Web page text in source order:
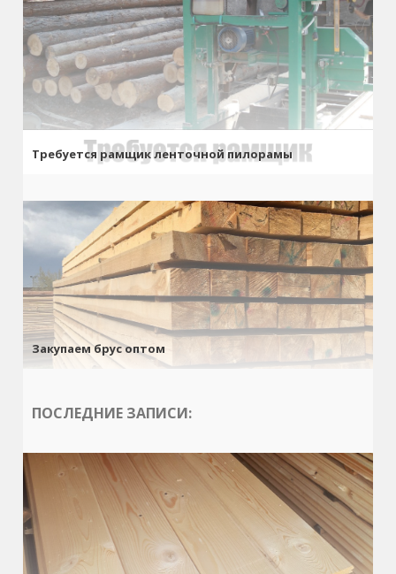
Требуется рамщик ленточной пилорамы
Закупаем брус оптом
ПОСЛЕДНИЕ ЗАПИСИ: